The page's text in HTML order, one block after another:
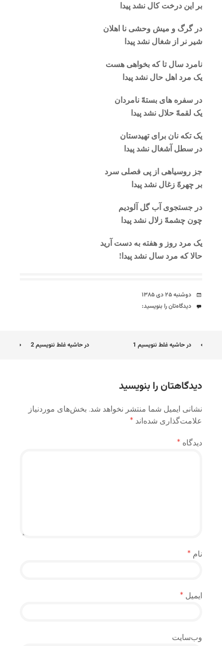
بر این درخت کال نشد پیدا
در گرگ و میش وحشی نا اهلان
شیر نر از شغال نشد پیدا
نامرد سال تا که بخواهی هست
یک مرد اهل حال نشد پیدا
در سفره های بستهّ نامردان
یک لقمهّ حلال نشد پیدا
یک تکه نان برای تهیدستان
در سطل آشغال نشد پیدا
جز روسیاهی از پی فصلی سرد
بر چهرهّ زغال نشد پیدا
در جستجوی آب گل آلودیم
چون چشمهّ زلال نشد پیدا
یک مرد روز و هفته به دست آرید
حالا که مرد سال نشد پیدا!
تاریخ
دوشنبه ۲۵ دی ۱۳۸۵
دیدگاه‌ها
دیدگاه‌تان را بنویسید:
ناوبری
در حاشیه غلط ننویسیم 1 در حاشیه غلط ننویسیم 2
دیدگاهتان را بنویسید
نشانی ایمیل شما منتشر نخواهد شد. بخش‌های موردنیاز
علامت‌گذاری شده‌اند *
دیدگاه *
نام *
ایمیل *
وب‌سایت